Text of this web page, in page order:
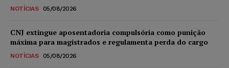
NOTÍCIAS 05/08/2026
CNJ extingue aposentadoria compulsória como punição
máxima para magistrados e regulamenta perda do cargo
NOTÍCIAS 05/08/2026